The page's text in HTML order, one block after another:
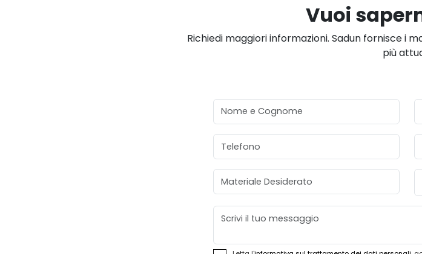
Vuoi
Richiedi maggiori informazioni. Sadun fornisce i
più
Nome e Cognome
Telefono
Materiale Desiderato
Messaggio